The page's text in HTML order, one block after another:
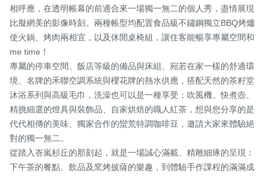
相呼應，在透明帳幕的前適合來一場獨一無二的個人秀，盡情展現
比擬網美的影像時刻。兩種帳型均配置食品級不鏽鋼獨立BBQ烤爐
使火鍋、烤肉兩相宜，以及休閒桌椅組，讓住客能暢享專屬空間和
me time！
專屬的停車空間、飯店等級的備品與床組、宛若在家一樣的舒適環
境、名牌的禾聯空調系統與櫻花牌的熱水供應，搭配天然的茶籽堂
沐浴系列與高級毛巾，洗澡也可以是一種享受；吹風機、快煮壺、
精挑細選的燈具與裝飾品、自家烘焙的職人紅茶，想與您分享的是
代代相傳的美味、獨家合作的蠻荒特調咖啡豆，邀請大家來體驗絕
對的獨一無二。
從踏入峇嵐杉丘的那刻起，就是一場誠心滿載、精雕細琢的呈現：
下午茶的餐點、飲品及窯烤披薩的樂趣，到體驗手作課程的滿滿成